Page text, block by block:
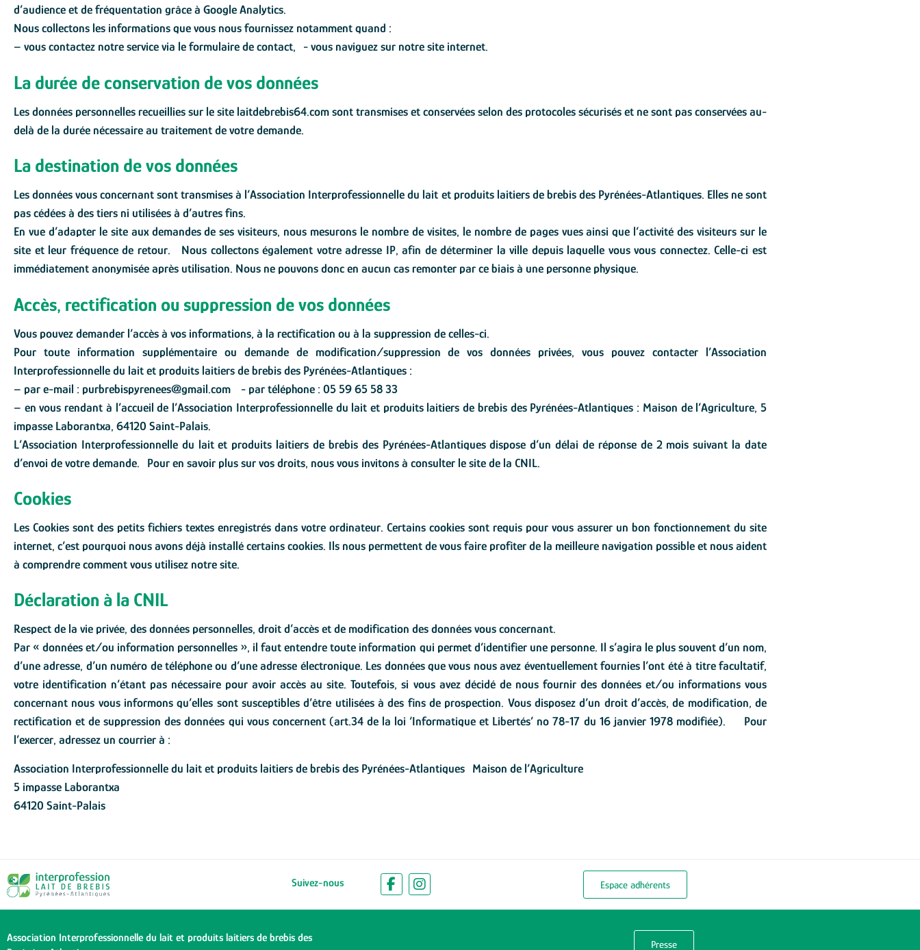
d’audience et de fréquentation grâce à Google Analytics.
Nous collectons les informations que vous nous fournissez notamment quand :
– vous contactez notre service via le formulaire de contact, - vous naviguez sur notre site internet.
La durée de conservation de vos données
Les données personnelles recueillies sur le site laitdebrebis64.com sont transmises et conservées selon des protocoles sécurisés et ne sont pas conservées au-
delà de la durée nécessaire au traitement de votre demande.
La destination de vos données
Les données vous concernant sont transmises à l’Association Interprofessionnelle du lait et produits laitiers de brebis des Pyrénées-Atlantiques. Elles ne sont
pas cédées à des tiers ni utilisées à d’autres fins.
En vue d’adapter le site aux demandes de ses visiteurs, nous mesurons le nombre de visites, le nombre de pages vues ainsi que l’activité des visiteurs sur le
site et leur fréquence de retour. Nous collectons également votre adresse IP, afin de déterminer la ville depuis laquelle vous vous connectez. Celle-ci est
immédiatement anonymisée après utilisation. Nous ne pouvons donc en aucun cas remonter par ce biais à une personne physique.
Accès, rectification ou suppression de vos données
Vous pouvez demander l’accès à vos informations, à la rectification ou à la suppression de celles-ci.
Pour toute information supplémentaire ou demande de modification/suppression de vos données privées, vous pouvez contacter l’Association
Interprofessionnelle du lait et produits laitiers de brebis des Pyrénées-Atlantiques :
– par e-mail : purbrebispyrenees@gmail.com - par téléphone : 05 59 65 58 33
– en vous rendant à l’accueil de l’Association Interprofessionnelle du lait et produits laitiers de brebis des Pyrénées-Atlantiques : Maison de l’Agriculture, 5
impasse Laborantxa, 64120 Saint-Palais.
L’Association Interprofessionnelle du lait et produits laitiers de brebis des Pyrénées-Atlantiques dispose d’un délai de réponse de 2 mois suivant la date
d’envoi de votre demande. Pour en savoir plus sur vos droits, nous vous invitons à consulter le site de la CNIL.
Cookies
Les Cookies sont des petits fichiers textes enregistrés dans votre ordinateur. Certains cookies sont requis pour vous assurer un bon fonctionnement du site
internet, c’est pourquoi nous avons déjà installé certains cookies. Ils nous permettent de vous faire profiter de la meilleure navigation possible et nous aident
à comprendre comment vous utilisez notre site.
Déclaration à la CNIL
Respect de la vie privée, des données personnelles, droit d’accès et de modification des données vous concernant.
Par « données et/ou information personnelles », il faut entendre toute information qui permet d’identifier une personne. Il s’agira le plus souvent d’un nom,
d’une adresse, d’un numéro de téléphone ou d’une adresse électronique. Les données que vous nous avez éventuellement fournies l’ont été à titre facultatif,
votre identification n’étant pas nécessaire pour avoir accès au site. Toutefois, si vous avez décidé de nous fournir des données et/ou informations vous
concernant nous vous informons qu’elles sont susceptibles d’être utilisées à des fins de prospection. Vous disposez d’un droit d’accès, de modification, de
rectification et de suppression des données qui vous concernent (art.34 de la loi ‘Informatique et Libertés’ no 78-17 du 16 janvier 1978 modifiée). Pour
l’exercer, adressez un courrier à :
Association Interprofessionnelle du lait et produits laitiers de brebis des Pyrénées-Atlantiques Maison de l’Agriculture
5 impasse Laborantxa
64120 Saint-Palais
Suivez-nous Espace adhérents
Association Interprofessionnelle du lait et produits laitiers de brebis des
Presse